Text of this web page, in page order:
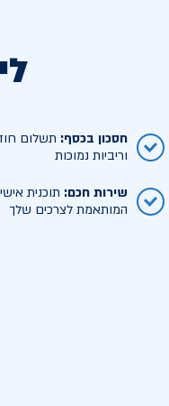
חסכון בכסף: תשלום
וריביות נמוכות
שירות חכם: תוכנית
המותאמת לצרכים שלך